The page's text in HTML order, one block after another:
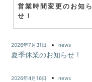
稿
ナ
ビ
営業時間変更のお知ら
せ！
2026年7月31日 news
夏季休業のお知らせ！
2026年4月16日 news